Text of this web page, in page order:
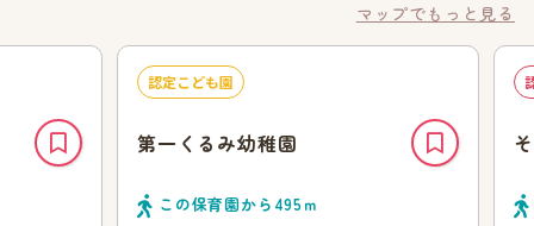
マップでもっと見る
認定こども園
第一くるみ幼稚園
この保育園から 495ｍ